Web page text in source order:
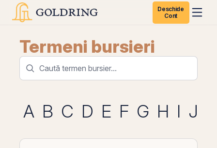
Deschide
Cont
Termeni bursieri
A B C D E F G H I J